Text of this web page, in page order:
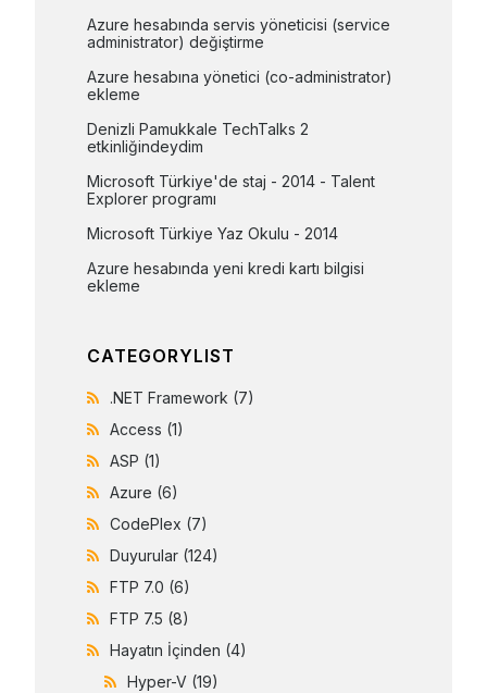
Azure hesabında servis yöneticisi (service
administrator) değiştirme
Azure hesabına yönetici (co-administrator)
ekleme
Denizli Pamukkale TechTalks 2
etkinliğindeydim
Microsoft Türkiye'de staj - 2014 - Talent
Explorer programı
Microsoft Türkiye Yaz Okulu - 2014
Azure hesabında yeni kredi kartı bilgisi
ekleme
CATEGORYLIST
.NET Framework (7)
Access (1)
ASP (1)
Azure (6)
CodePlex (7)
Duyurular (124)
FTP 7.0 (6)
FTP 7.5 (8)
Hayatın İçinden (4)
Hyper-V (19)